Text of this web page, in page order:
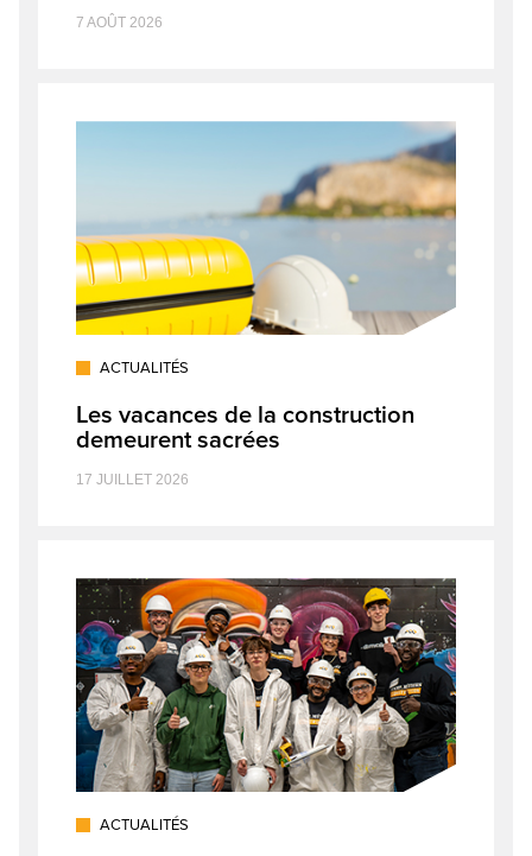
7 AOÛT 2026
ACTUALITÉS
Les vacances de la construction
demeurent sacrées
17 JUILLET 2026
ACTUALITÉS